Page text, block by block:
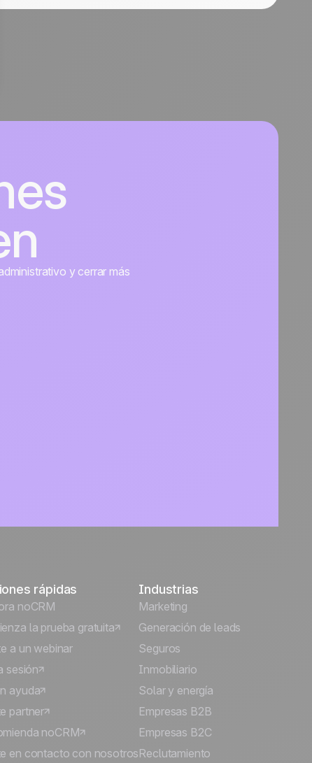
y cerrar más
rápidas
noCRM
la prueba gratuita
a un webinar
sesión
ayuda
partner
noCRM
en contacto con nosotros
Industrias
Marketing
Generación de leads
Seguros
Inmobiliario
Solar y energía
Empresas B2B
Empresas B2C
Reclutamiento